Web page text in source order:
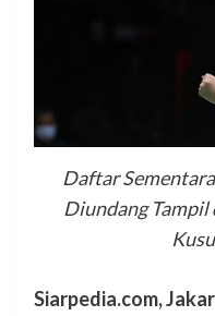
Daftar
Diundang
Siarpedia.com,